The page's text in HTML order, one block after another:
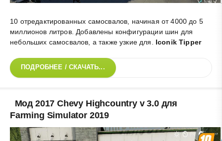
10 отредактированных самосвалов, начиная от 4000 до 5
миллионов литров. Добавлены конфигурации шин для
небольших самосвалов, а также узкие для. Iconik Tipper
ПОДРОБНЕЕ / СКАЧАТЬ...
Мод 2017 Chevy Highcountry v 3.0 для
Farming Simulator 2019